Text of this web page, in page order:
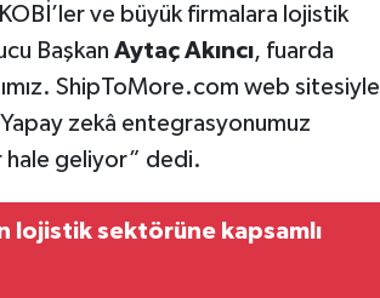
ve büyük firmalara lojistik
Başkan Aytaç Akıncı, fuarda
ShipToMore.com web sitesiyle
zekâ entegrasyonumuz
hale geliyor” dedi.
lojistik sektörüne kapsamlı